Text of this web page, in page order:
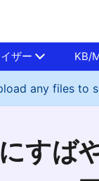
ザー KB/
any files to
すば